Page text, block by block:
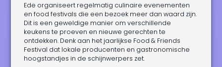
Ede organiseert regelmatig culinaire evenementen
en food festivals die een bezoek meer dan waard zijn.
Dit is een geweldige manier om verschillende
keukens te proeven en nieuwe gerechten te
ontdekken. Denk aan het jaarlijkse Food & Friends
Festival dat lokale producenten en gastronomische
hoogstandjes in de schijnwerpers zet.